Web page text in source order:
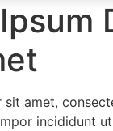
sit amet,
incididunt